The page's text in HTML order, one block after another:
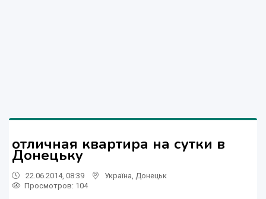
отличная квартира на сутки в
Донецьку
22.06.2014, 08:39 Україна Донецьк
Просмотров: 104